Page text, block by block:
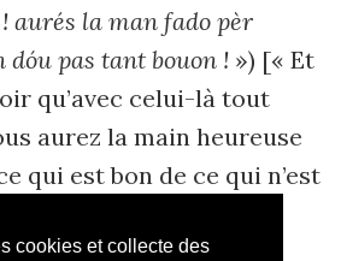
cookies et collecte des
aurés la man fado pèr
dóu pas tant bouon ! ») [« Et
qu’avec celui-là tout
aurez la main heureuse
qui est bon de ce qui n’est